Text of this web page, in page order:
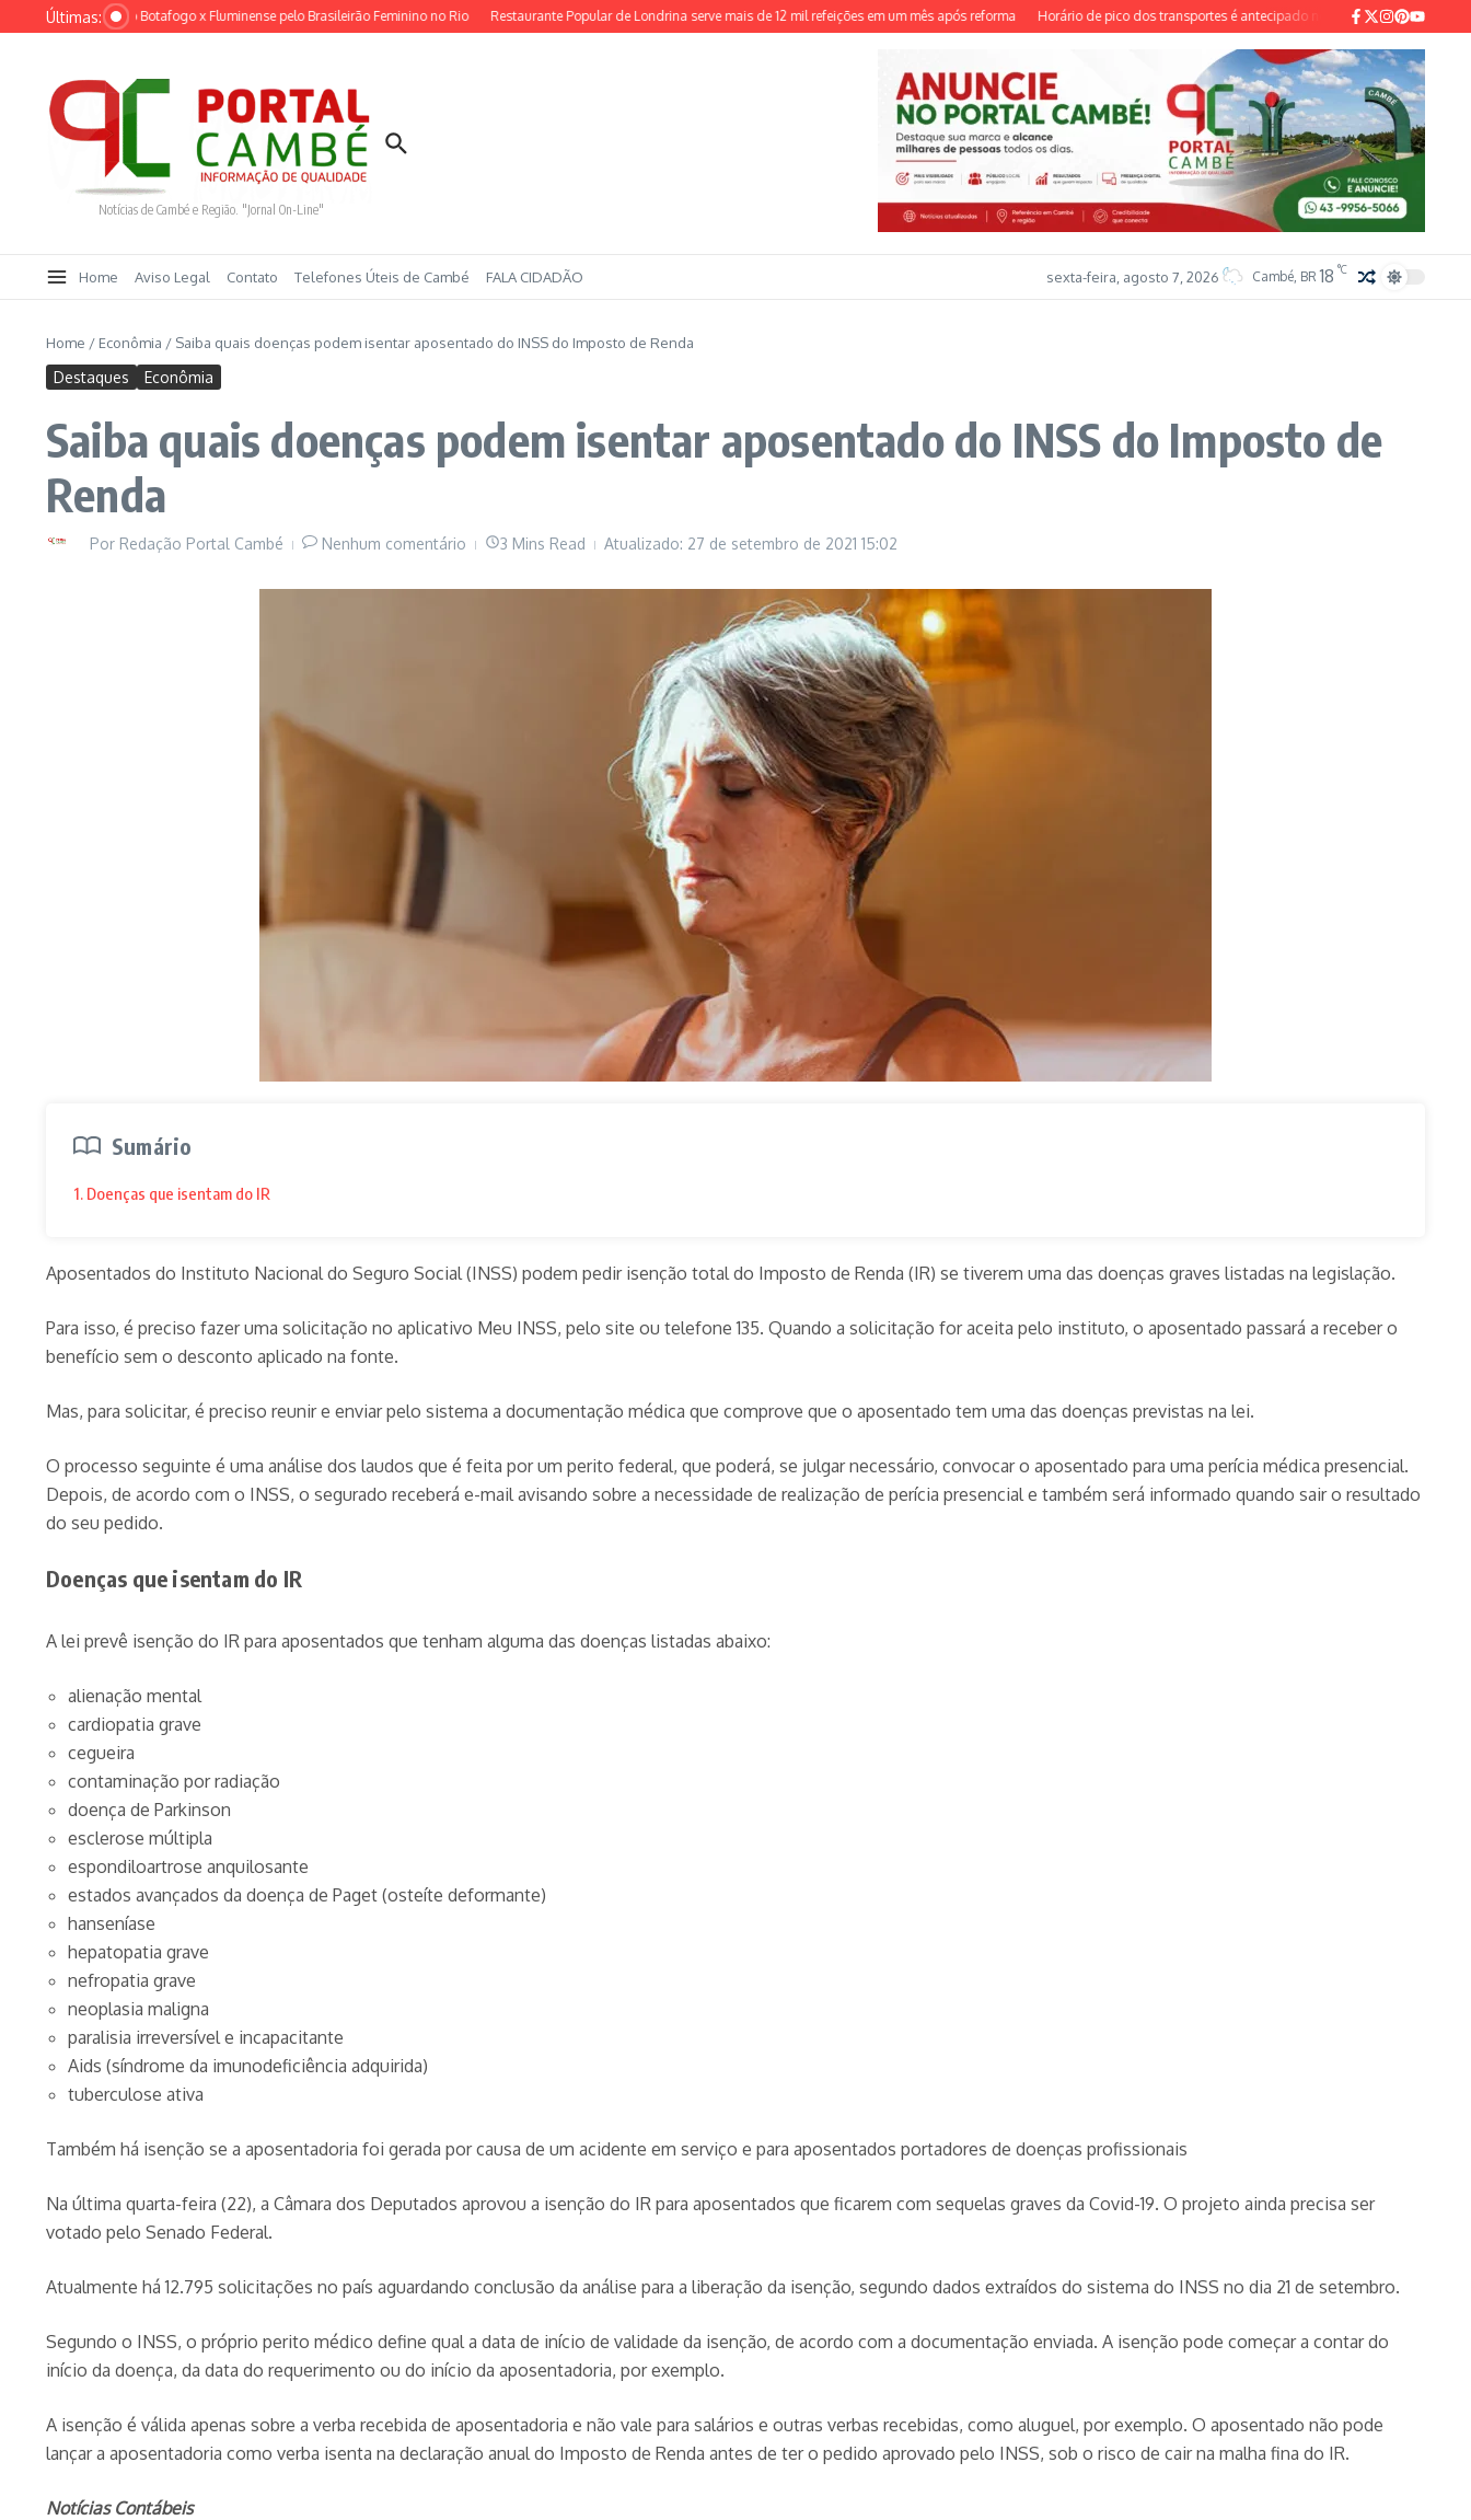
Ir para o conteúdo
Últimas:
adia clássico Botafogo x Fluminense pelo Brasileirão Feminino no Rio Restaurante Popular de Londrina serve mais de 12 mil refeições em um mês após reforma Horário de pico dos transportes é antecipado no Rio devido à ventania
Notícias de Cambé e Região. "Jornal On-Line"
Home Aviso Legal Contato Telefones Úteis de Cambé FALA CIDADÃO sexta-feira, agosto 7, 2026 Cambé, BR 18 °C
Home / Econômia / Saiba quais doenças podem isentar aposentado do INSS do Imposto de Renda
Destaques Econômia
Saiba quais doenças podem isentar aposentado do INSS do Imposto de
Renda
Por Redação Portal Cambé Nenhum comentário 3 Mins Read Atualizado: 27 de setembro de 2021 15:02
Sumário
1. Doenças que isentam do IR
Aposentados do Instituto Nacional do Seguro Social (INSS) podem pedir isenção total do Imposto de Renda (IR) se tiverem uma das doenças graves listadas na legislação.
Para isso, é preciso fazer uma solicitação no aplicativo Meu INSS, pelo site ou telefone 135. Quando a solicitação for aceita pelo instituto, o aposentado passará a receber o
benefício sem o desconto aplicado na fonte.
Mas, para solicitar, é preciso reunir e enviar pelo sistema a documentação médica que comprove que o aposentado tem uma das doenças previstas na lei.
O processo seguinte é uma análise dos laudos que é feita por um perito federal, que poderá, se julgar necessário, convocar o aposentado para uma perícia médica presencial.
Depois, de acordo com o INSS, o segurado receberá e-mail avisando sobre a necessidade de realização de perícia presencial e também será informado quando sair o resultado
do seu pedido.
Doenças que isentam do IR
A lei prevê isenção do IR para aposentados que tenham alguma das doenças listadas abaixo:
alienação mental
cardiopatia grave
cegueira
contaminação por radiação
doença de Parkinson
esclerose múltipla
espondiloartrose anquilosante
estados avançados da doença de Paget (osteíte deformante)
hanseníase
hepatopatia grave
nefropatia grave
neoplasia maligna
paralisia irreversível e incapacitante
Aids (síndrome da imunodeficiência adquirida)
tuberculose ativa
Também há isenção se a aposentadoria foi gerada por causa de um acidente em serviço e para aposentados portadores de doenças profissionais
Na última quarta-feira (22), a Câmara dos Deputados aprovou a isenção do IR para aposentados que ficarem com sequelas graves da Covid-19. O projeto ainda precisa ser
votado pelo Senado Federal.
Atualmente há 12.795 solicitações no país aguardando conclusão da análise para a liberação da isenção, segundo dados extraídos do sistema do INSS no dia 21 de setembro.
Segundo o INSS, o próprio perito médico define qual a data de início de validade da isenção, de acordo com a documentação enviada. A isenção pode começar a contar do
início da doença, da data do requerimento ou do início da aposentadoria, por exemplo.
A isenção é válida apenas sobre a verba recebida de aposentadoria e não vale para salários e outras verbas recebidas, como aluguel, por exemplo. O aposentado não pode
lançar a aposentadoria como verba isenta na declaração anual do Imposto de Renda antes de ter o pedido aprovado pelo INSS, sob o risco de cair na malha fina do IR.
Notícias Contábeis